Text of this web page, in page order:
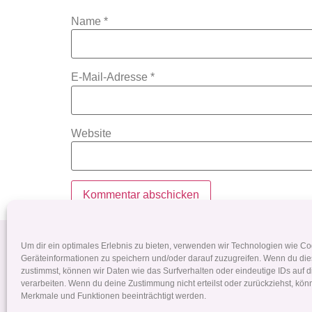
Um dir ein optimales Erlebnis zu bieten, verwenden wir Technologien wie
Geräteinformationen zu speichern und/oder darauf zuzugreifen. Wenn du
zustimmst, können wir Daten wie das Surfverhalten oder eindeutige IDs auf
verarbeiten. Wenn du deine Zustimmung nicht erteilst oder zurückziehst,
Merkmale und Funktionen beeinträchtigt werden.
Name *
E-Mail-Adresse *
Website
Pferdehaarschmuck
+43 699 190 063 76
dana.ruckerbauer@yahoo.de